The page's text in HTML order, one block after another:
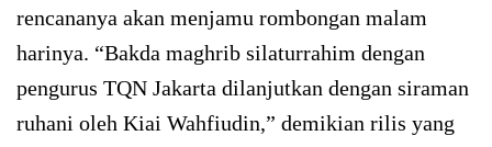
rencananya akan menjamu rombongan malam
harinya. “Bakda maghrib silaturrahim dengan
pengurus TQN Jakarta dilanjutkan dengan siraman
ruhani oleh Kiai Wahfiudin,” demikian rilis yang